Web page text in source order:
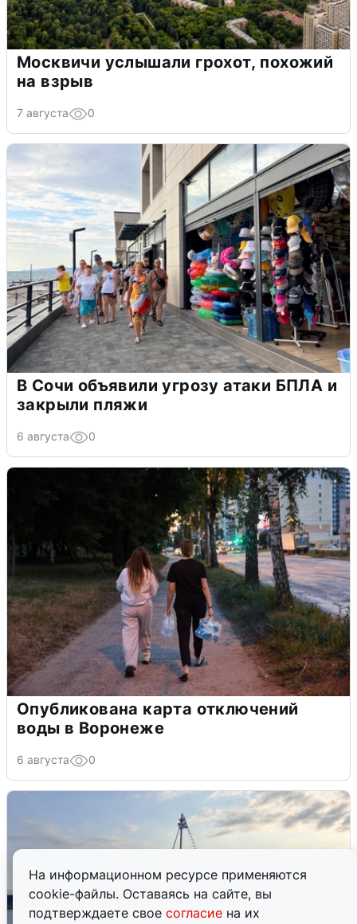
На информационном ресурсе применяются
cookie-файлы. Оставаясь на сайте, вы
подтверждаете свое согласие на их
Москвичи услышали грохот, похожий
на взрыв
7 августа 0
В Сочи объявили угрозу атаки БПЛА и
закрыли пляжи
6 августа 0
Опубликована карта отключений
воды в Воронеже
6 августа 0